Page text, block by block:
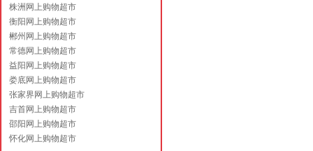
株洲网上购物超市
衡阳网上购物超市
郴州网上购物超市
常德网上购物超市
益阳网上购物超市
娄底网上购物超市
张家界网上购物超市
吉首网上购物超市
邵阳网上购物超市
怀化网上购物超市